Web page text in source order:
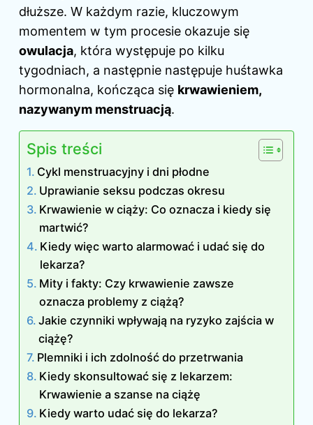
dłuższe. W każdym razie, kluczowym
momentem w tym procesie okazuje się
owulacja, która występuje po kilku
tygodniach, a następnie następuje huśtawka
hormonalna, kończąca się krwawieniem,
nazywanym menstruacją.
Spis treści
Cykl menstruacyjny i dni płodne
Uprawianie seksu podczas okresu
Krwawienie w ciąży: Co oznacza i kiedy się
martwić?
Kiedy więc warto alarmować i udać się do
lekarza?
Mity i fakty: Czy krwawienie zawsze
oznacza problemy z ciążą?
Jakie czynniki wpływają na ryzyko zajścia w
ciążę?
Plemniki i ich zdolność do przetrwania
Kiedy skonsultować się z lekarzem:
Krwawienie a szanse na ciążę
Kiedy warto udać się do lekarza?